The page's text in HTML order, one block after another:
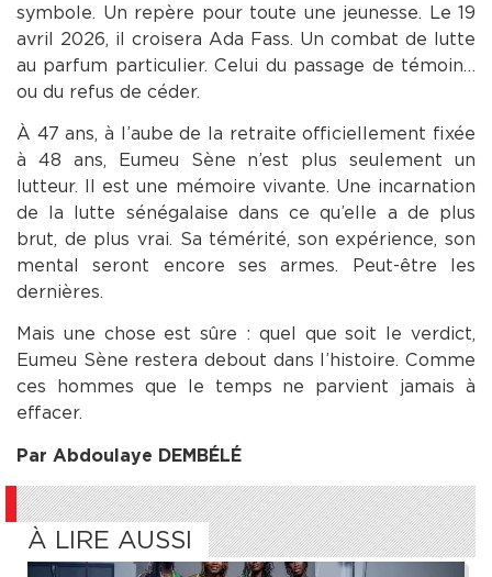
symbole. Un repère pour toute une jeunesse. Le 19
avril 2026, il croisera Ada Fass. Un combat de lutte
au parfum particulier. Celui du passage de témoin…
ou du refus de céder.
À 47 ans, à l’aube de la retraite officiellement fixée
à 48 ans, Eumeu Sène n’est plus seulement un
lutteur. Il est une mémoire vivante. Une incarnation
de la lutte sénégalaise dans ce qu’elle a de plus
brut, de plus vrai. Sa témérité, son expérience, son
mental seront encore ses armes. Peut-être les
dernières.
Mais une chose est sûre : quel que soit le verdict,
Eumeu Sène restera debout dans l’histoire. Comme
ces hommes que le temps ne parvient jamais à
effacer.
Par Abdoulaye DEMBÉLÉ
À LIRE AUSSI